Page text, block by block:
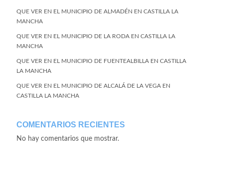
QUE VER EN EL MUNICIPIO DE ALMADÉN EN CASTILLA LA
MANCHA
QUE VER EN EL MUNICIPIO DE LA RODA EN CASTILLA LA
MANCHA
QUE VER EN EL MUNICIPIO DE FUENTEALBILLA EN CASTILLA
LA MANCHA
QUE VER EN EL MUNICIPIO DE ALCALÁ DE LA VEGA EN
CASTILLA LA MANCHA
COMENTARIOS RECIENTES
No hay comentarios que mostrar.